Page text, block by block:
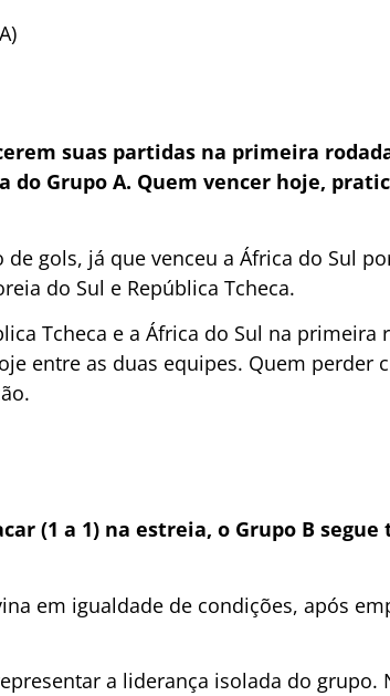
suas partidas na primeira
do Grupo A. Quem vencer hoje,
gols, já que venceu a África do Sul
do Sul e República Tcheca.
Tcheca e a África do Sul na
entre as duas equipes. Quem perder
(1 a 1) na estreia, o Grupo B
em igualdade de condições, após
a liderança isolada do grupo.